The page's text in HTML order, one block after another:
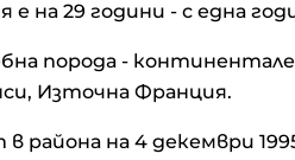
на 29 години - с една
порода -
Източна Франция.
района на 4 декември